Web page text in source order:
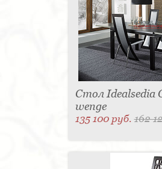
Стол Idealsedia
wenge
135 100 руб.162